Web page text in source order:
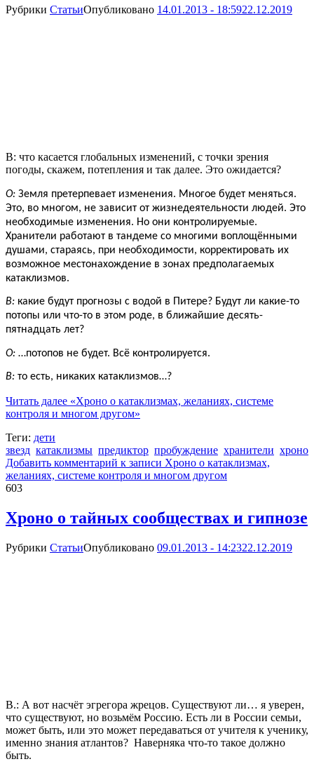
Рубрики СтатьиОпубликовано 14.01.2013 - 18:5922.12.2019
В: что касается глобальных изменений, с точки зрения
погоды, скажем, потепления и так далее. Это ожидается?
О: Земля претерпевает изменения. Многое будет меняться.
Это, во многом, не зависит от жизнедеятельности людей. Это
необходимые изменения. Но они контролируемые.
Хранители работают в тандеме со многими воплощёнными
душами, стараясь, при необходимости, корректировать их
возможное местонахождение в зонах предполагаемых
катаклизмов.
В: какие будут прогнозы с водой в Питере? Будут ли какие-то
потопы или что-то в этом роде, в ближайшие десять-
пятнадцать лет?
О: …потопов не будет. Всё контролируется.
В: то есть, никаких катаклизмов…?
Читать далее «Хроно о катаклизмах, желаниях, системе
контроля и многом другом»
Теги: дети
звезд катаклизмы предиктор пробуждение хранители хроно
Добавить комментарий к записи Хроно о катаклизмах,
желаниях, системе контроля и многом другом
603
Хроно о тайных сообществах и гипнозе
Рубрики СтатьиОпубликовано 09.01.2013 - 14:2322.12.2019
В.: А вот насчёт эгрегора жрецов. Существуют ли… я уверен,
что существуют, но возьмём Россию. Есть ли в России семьи,
может быть, или это может передаваться от учителя к ученику,
именно знания атлантов? Наверняка что-то такое должно
быть.